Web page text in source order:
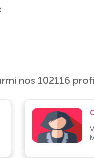
nos 102116